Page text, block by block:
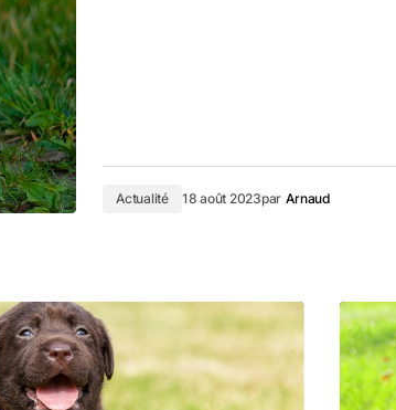
Actualité 18 août 2023par Arnaud